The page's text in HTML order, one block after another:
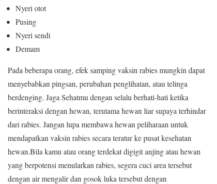
Nyeri otot
Pusing
Nyeri sendi
Demam
Pada beberapa orang, efek samping vaksin rabies mungkin dapat
menyebabkan pingsan, perubahan penglihatan, atau telinga
berdenging. Jaga Sehatmu dengan selalu berhati-hati ketika
berinteraksi dengan hewan, terutama hewan liar supaya terhindar
dari rabies. Jangan lupa membawa hewan peliharaan untuk
mendapatkan vaksin rabies secara teratur ke pusat kesehatan
hewan.Bila kamu atau orang terdekat digigit anjing atau hewan
yang berpotensi menularkan rabies, segera cuci area tersebut
dengan air mengalir dan gosok luka tersebut dengan